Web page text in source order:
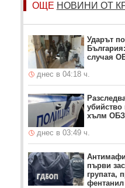
ОЩЕ НОВИНИ ОТ
Ударът
случая
днес в 04:18 ч.
хълм
днес в 03:49 ч.
първи
групата,